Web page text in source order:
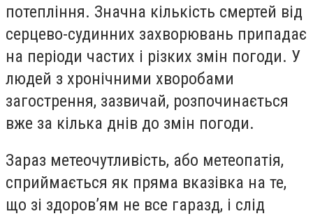
потепління. Значна кількість смертей від
серцево-судинних захворювань припадає
на періоди частих і різких змін погоди. У
людей з хронічними хворобами
загострення, зазвичай, розпочинається
вже за кілька днів до змін погоди.
Зараз метеочутливість, або метеопатія,
сприймається як пряма вказівка на те,
що зі здоров’ям не все гаразд, і слід